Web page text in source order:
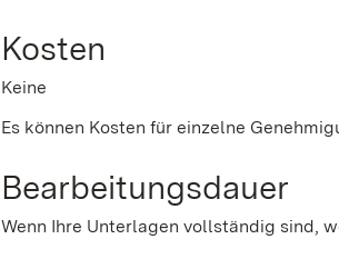
Kosten
Keine
Es können Kosten für einzelne
Bearbeitungsdauer
Wenn Ihre Unterlagen vollständig sind,